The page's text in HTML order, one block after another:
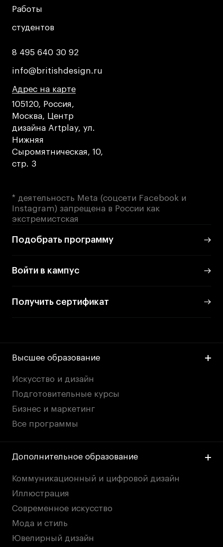
Работы
студентов
Работы
студентов
8 495 640 30 92
8 495 640 30 92
info@britishdesign.ru
info@britishdesign.ru
Адрес на карте
Адрес на карте
Адрес на карте
105120, Россия,
Москва, Центр
дизайна Artplay, ул.
Нижняя
Сыромятническая, 10,
стр. 3
* деятельность Meta (соцсети Facebook и
Instagram) запрещена в России как
экстремистская
Подобрать программу
Войти в кампус
Получить сертификат
Высшее образование
Искусство и дизайн
Подготовительные курсы
Бизнес и маркетинг
Все программы
Дополнительное образование
Коммуникационный и цифровой дизайн
Иллюстрация
Современное искусство
Мода и стиль
Ювелирный дизайн